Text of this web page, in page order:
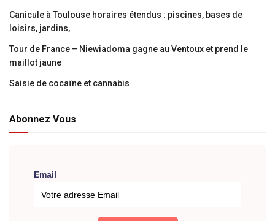
Canicule à Toulouse horaires étendus : piscines, bases de
loisirs, jardins,
Tour de France – Niewiadoma gagne au Ventoux et prend le
maillot jaune
Saisie de cocaïne et cannabis
Abonnez Vous
Email